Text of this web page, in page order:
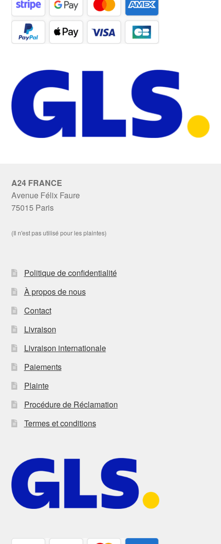
A24 FRANCE
Avenue Félix Faure
75015 Paris
(Il n'est pas utilisé pour les plaintes)
Politique de confidentialité
À propos de nous
Contact
Livraison
Livraison internationale
Paiements
Plainte
Procédure de Réclamation
Termes et conditions